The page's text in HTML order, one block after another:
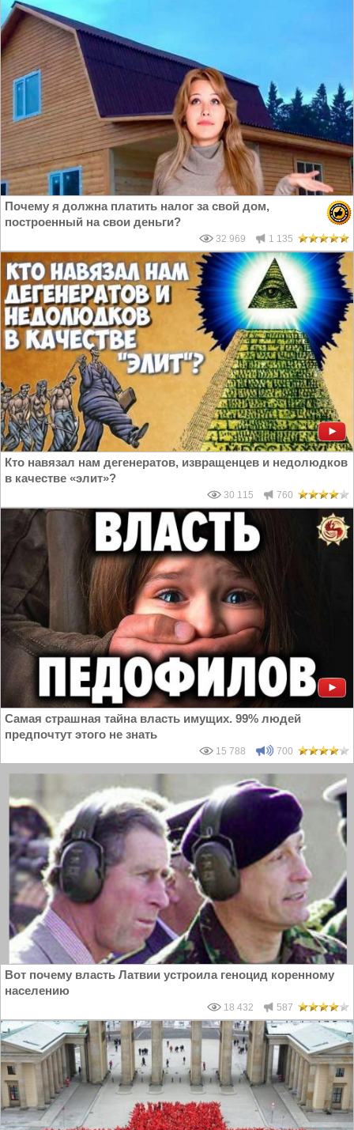
Почему я должна платить налог за свой дом,
построенный на свои деньги?
32 969 1 135
Кто навязал нам дегенератов, извращенцев и недолюдков
в качестве «элит»?
30 115 760
Самая страшная тайна власть имущих. 99% людей
предпочтут этого не знать
15 788 700
Вот почему власть Латвии устроила геноцид коренному
населению
18 432 587